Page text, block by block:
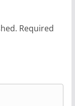
Required